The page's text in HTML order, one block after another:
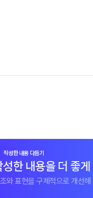
작성한 내용 다듬기
성한 내용을 더 좋
와 표현을 구체적으로 개선해